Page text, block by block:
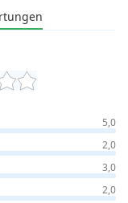
5,0
2,0
3,0
2,0